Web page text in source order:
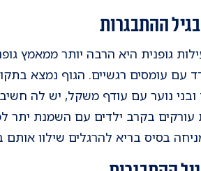
ההתבגרות
גופנית היא הרבה יותר ממאמץ
עם עומסים רגשיים. הגוף נמצא
ובני נוער עם עודף משקל, יש לה
בקרב ילדים עם השמנת יתר
בסיס בריא להרגלים שילוו אותם